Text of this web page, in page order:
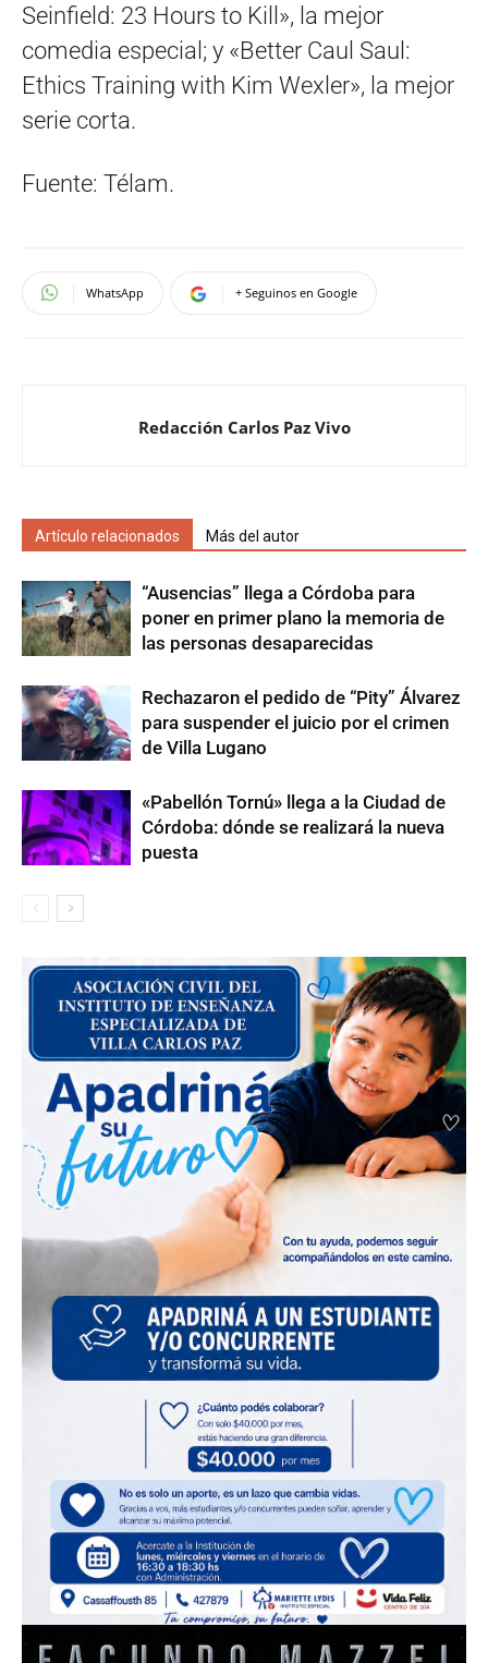
Seinfield: 23 Hours to Kill», la mejor
comedia especial; y «Better Caul Saul:
Ethics Training with Kim Wexler», la mejor
serie corta.
Fuente: Télam.
WhatsApp + Seguinos en Google
Redacción Carlos Paz Vivo
Artículo relacionados Más del autor
“Ausencias” llega a Córdoba para
poner en primer plano la memoria de
las personas desaparecidas
Rechazaron el pedido de “Pity” Álvarez
para suspender el juicio por el crimen
de Villa Lugano
«Pabellón Tornú» llega a la Ciudad de
Córdoba: dónde se realizará la nueva
puesta